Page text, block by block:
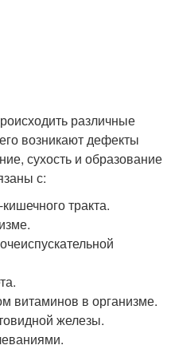
различные
возникают дефекты
сухость и образование
с:
тракта.
витаминов в организме.
железы.